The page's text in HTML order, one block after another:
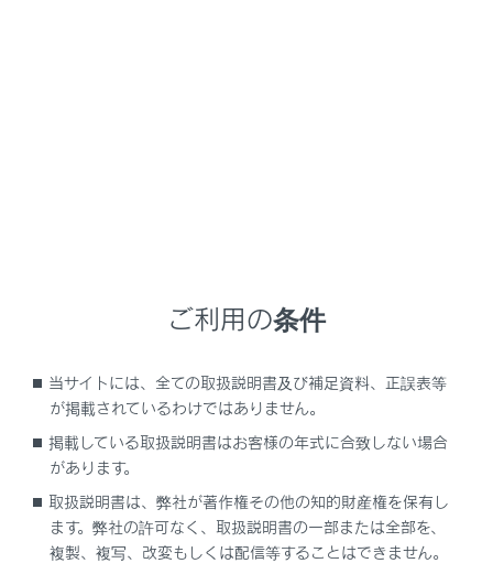
マップオンデマンドとは
地図を更新する
地図データ情報
ご利用の条件
当サイトには、全ての取扱説明書及び補足資料、正誤表等
が掲載されているわけではありません。
掲載している取扱説明書はお客様の年式に合致しない場合
があります。
取扱説明書は、弊社が著作権その他の知的財産権を保有し
ます。弊社の許可なく、取扱説明書の一部または全部を、
複製、複写、改変もしくは配信等することはできません。